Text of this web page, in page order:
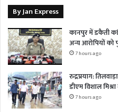
By Jan Express
कानपुर में डकैती
अन्य आरोपियों
7 hours ago
रुद्रप्रयाग:
डीएम विशाल
7 hours ago